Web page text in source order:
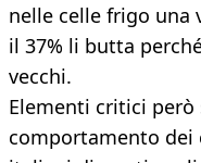
nelle celle frigo una
il 37% li butta
vecchi.
Elementi critici però
comportamento dei